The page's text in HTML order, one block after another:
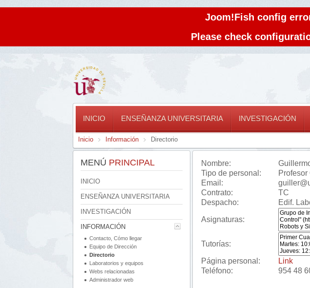
Joom!Fish config
Please check
INICIO ENSEÑANZA UNIVERSITARIA INVESTIGACIÓN
Inicio Información Directorio
Nombre:
Tipo de personal:
Email:
Contrato:
TC
Despacho:
Edif.
Asignaturas:
Tutorías:
Página personal:
Link
Teléfono:
954 48
MENÚ PRINCIPAL
INICIO
ENSEÑANZA UNIVERSITARIA
INVESTIGACIÓN
INFORMACIÓN
Contacto, Cómo llegar
Equipo de Dirección
Directorio
Laboratorios y equipos
Webs relacionadas
Administrador web